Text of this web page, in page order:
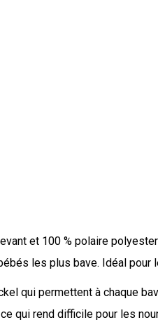
et 100 % polaire
les plus bave. Idéal pour
qui permettent à chaque
qui rend difficile pour les